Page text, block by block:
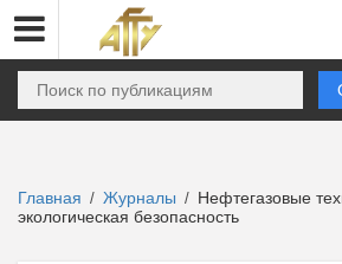
Главная / Журналы / Нефтегазовые
экологическая безопасность